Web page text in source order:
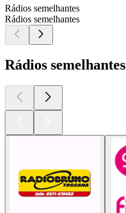
Rádios semelhantes
Rádios semelhantes
Rádios semelhantes